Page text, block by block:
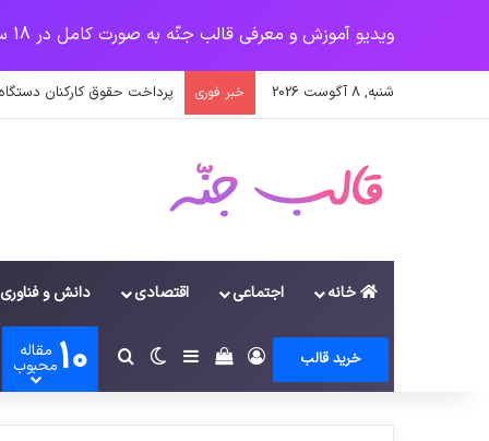
ویدیو آموزش و معرفی قالب جنّه به صورت کامل در 18 سرفصل
شنبه, 8 آگوست 2026 خبر فوری پرداخت حقوق کارکنان دستگاه‌ها در سال ۱۴۰۰ منوط به ثبت
خانه اجتماعی اقتصادی دانش و فناوری
خرید قالب وروددیدن سبد خرید
سایدبارتغییر پوسته
جستجو برای
10 مقاله
محبوب